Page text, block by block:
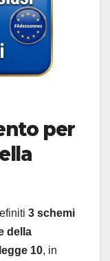
per
3 schemi
della
10, in